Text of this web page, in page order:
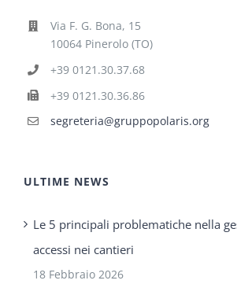
Via F. G. Bona, 15
10064 Pinerolo (TO)
+39 0121.30.37.68
+39 0121.30.36.86
segreteria@gruppopolaris.org
ULTIME NEWS
Le 5 principali problematiche nella
accessi nei cantieri
18 Febbraio 2026